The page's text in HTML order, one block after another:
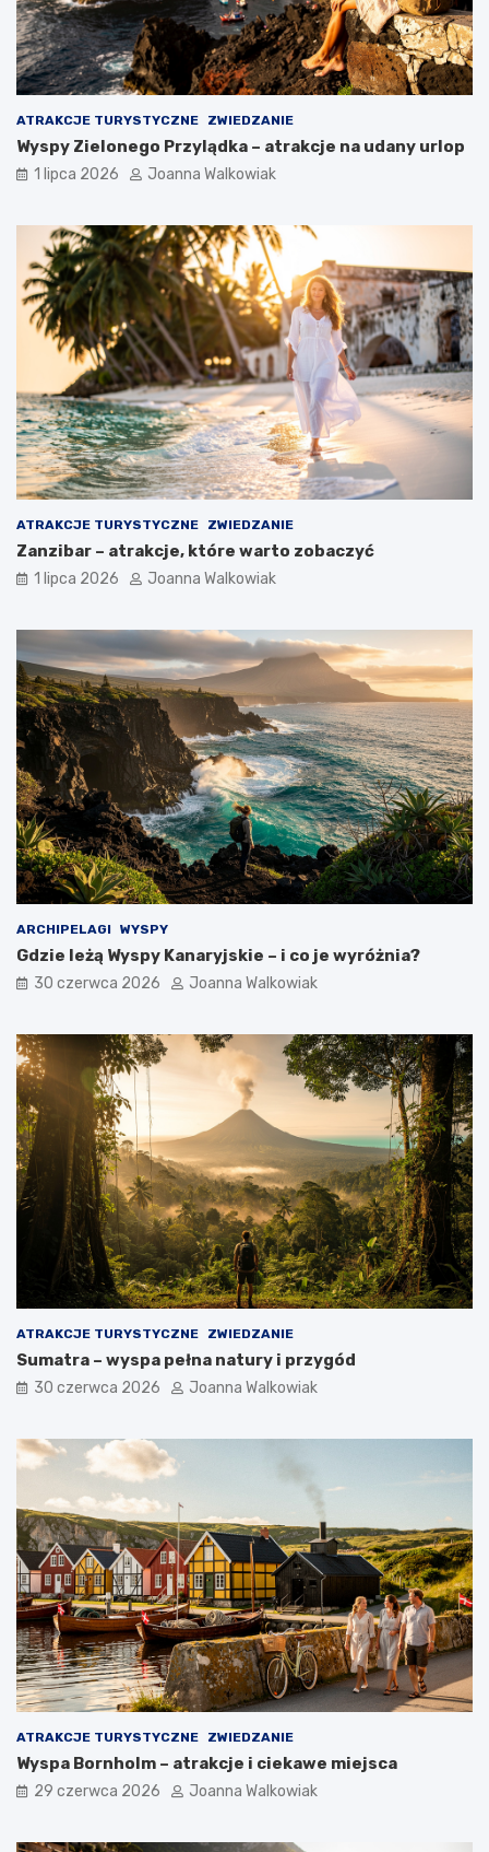
ATRAKCJE TURYSTYCZNE ZWIEDZANIE
Wyspy Zielonego Przylądka – atrakcje na udany urlop
1 lipca 2026 Joanna Walkowiak
ATRAKCJE TURYSTYCZNE ZWIEDZANIE
Zanzibar – atrakcje, które warto zobaczyć
1 lipca 2026 Joanna Walkowiak
ARCHIPELAGI WYSPY
Gdzie leżą Wyspy Kanaryjskie – i co je wyróżnia?
30 czerwca 2026 Joanna Walkowiak
ATRAKCJE TURYSTYCZNE ZWIEDZANIE
Sumatra – wyspa pełna natury i przygód
30 czerwca 2026 Joanna Walkowiak
ATRAKCJE TURYSTYCZNE ZWIEDZANIE
Wyspa Bornholm – atrakcje i ciekawe miejsca
29 czerwca 2026 Joanna Walkowiak